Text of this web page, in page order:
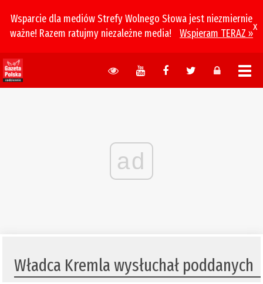
Wsparcie dla mediów Strefy Wolnego Słowa jest niezmiernie
ważne! Razem ratujmy niezależne media!
Wspieram TERAZ »
x
ad
Władca Kremla wysłuchał poddanych